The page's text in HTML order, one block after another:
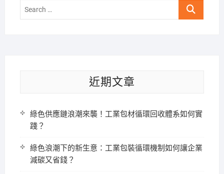
Search
近期文章
綠色供應鏈浪潮來襲！工業包材循環回收體系如何實
踐？
綠色浪潮下的新生意：工業包裝循環機制如何讓企業
減碳又省錢？